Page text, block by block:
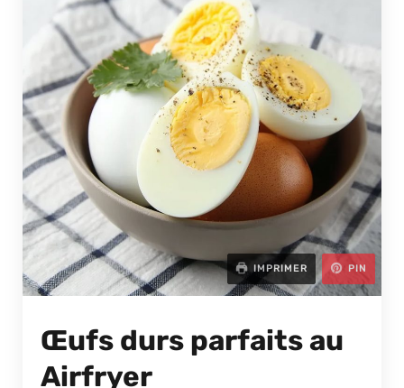
IMPRIMER PIN
Œufs durs parfaits au
Airfryer